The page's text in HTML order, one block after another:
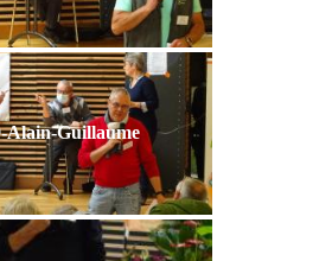
Alain-Guillaume